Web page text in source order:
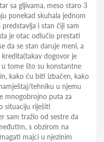
sa gljivama, meso staro 3
ponekad skuhala jednom
i stan čiji sam
je otac odlučio prestati
da se stan daruje meni, a
dogovor je
tome što su konstantne
kako ću biti izbačen, kako
tehniku u njemu
mnogobrojno puta za
situaciju riješiti
sam tražio od sestre da
s obzirom na
majci u njezinim